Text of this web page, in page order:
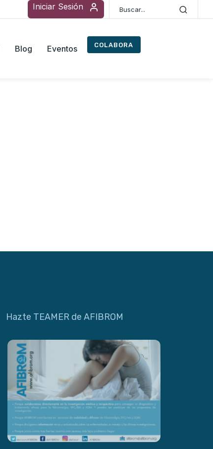
Iniciar Sesión
Blog Eventos COLABORA
Hazte TEAMER de AFIBROM